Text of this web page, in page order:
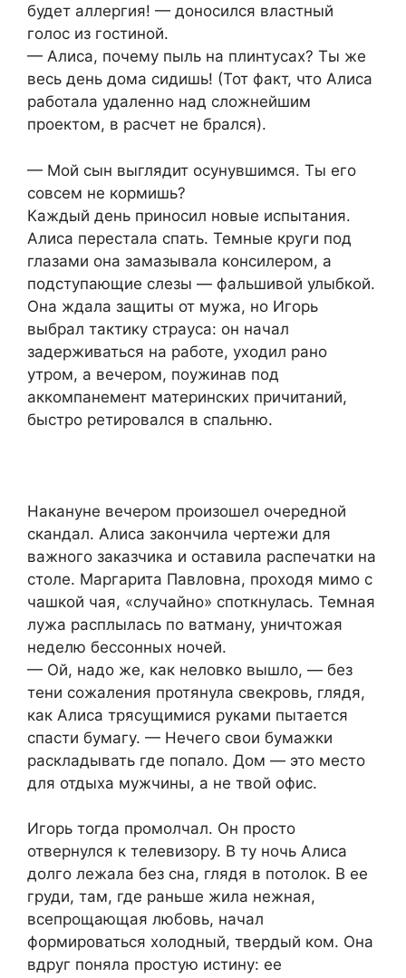
будет аллергия! — доносился властный
голос из гостиной.
— Алиса, почему пыль на плинтусах? Ты же
весь день дома сидишь! (Тот факт, что Алиса
работала удаленно над сложнейшим
проектом, в расчет не брался).
— Мой сын выглядит осунувшимся. Ты его
совсем не кормишь?
Каждый день приносил новые испытания.
Алиса перестала спать. Темные круги под
глазами она замазывала консилером, а
подступающие слезы — фальшивой улыбкой.
Она ждала защиты от мужа, но Игорь
выбрал тактику страуса: он начал
задерживаться на работе, уходил рано
утром, а вечером, поужинав под
аккомпанемент материнских причитаний,
быстро ретировался в спальню.
Накануне вечером произошел очередной
скандал. Алиса закончила чертежи для
важного заказчика и оставила распечатки на
столе. Маргарита Павловна, проходя мимо с
чашкой чая, «случайно» споткнулась. Темная
лужа расплылась по ватману, уничтожая
неделю бессонных ночей.
— Ой, надо же, как неловко вышло, — без
тени сожаления протянула свекровь, глядя,
как Алиса трясущимися руками пытается
спасти бумагу. — Нечего свои бумажки
раскладывать где попало. Дом — это место
для отдыха мужчины, а не твой офис.
Игорь тогда промолчал. Он просто
отвернулся к телевизору. В ту ночь Алиса
долго лежала без сна, глядя в потолок. В ее
груди, там, где раньше жила нежная,
всепрощающая любовь, начал
формироваться холодный, твердый ком. Она
вдруг поняла простую истину: ее